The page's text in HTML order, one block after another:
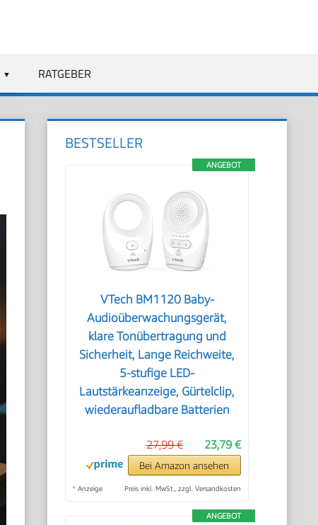
RATGEBER
BESTSELLER
ANGEBOT
VTech BM1120 Baby-
Audioüberwachungsgerät,
klare Tonübertragung und
Sicherheit, Lange Reichweite,
5-stufige LED-
Lautstärkeanzeige, Gürtelclip,
wiederaufladbare Batterien
23,79 €
27,99 €
Bei Amazon ansehen
* Anzeige Preis inkl. MwSt., zzgl. Versandkosten
ANGEBOT